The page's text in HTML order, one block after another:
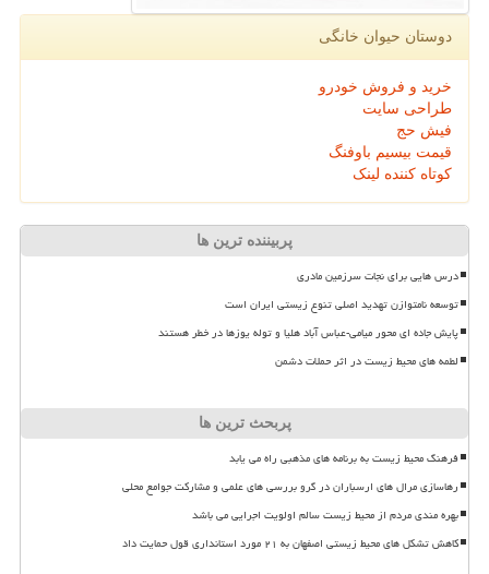
دوستان حیوان خانگی
خرید و فروش خودرو
طراحی سایت
فیش حج
قیمت بیسیم باوفنگ
کوتاه کننده لینک
پربیننده ترین ها
درس هایی برای نجات سرزمین مادری
توسعه نامتوازن تهدید اصلی تنوع زیستی ایران است
پایش جاده ای محور میامی-عباس آباد هلیا و توله یوزها در خطر هستند
لطمه های محیط زیست در اثر حملات دشمن
پربحث ترین ها
فرهنگ محیط زیست به برنامه های مذهبی راه می یابد
رهاسازی مرال های ارسباران در گرو بررسی های علمی و مشارکت جوامع محلی
بهره مندی مردم از محیط زیست سالم اولویت اجرایی می باشد
کاهش تشکل های محیط زیستی اصفهان به ۲۱ مورد استانداری قول حمایت داد